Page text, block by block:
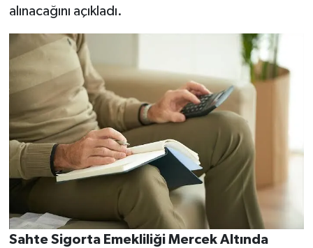
alınacağını açıkladı.
Sahte Sigorta Emekliliği Mercek Altında